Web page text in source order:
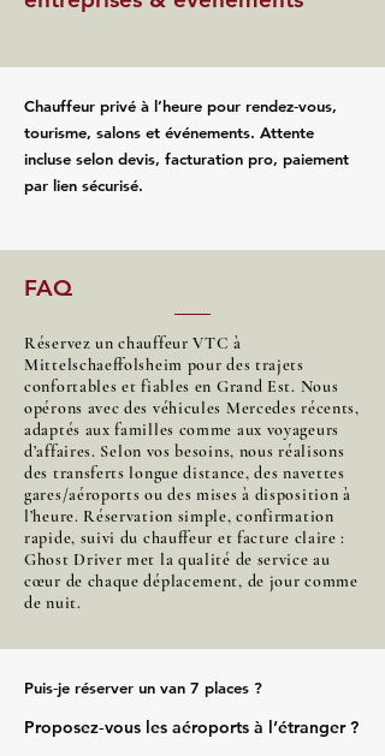
Chauffeur privé à l’heure pour rendez‑vous,
tourisme, salons et événements. Attente
incluse selon devis, facturation pro, paiement
par lien sécurisé.
FAQ
Réservez un chauffeur VTC à
Mittelschaeffolsheim pour des trajets
confortables et fiables en Grand Est. Nous
opérons avec des véhicules Mercedes récents,
adaptés aux familles comme aux voyageurs
d’affaires. Selon vos besoins, nous réalisons
des transferts longue distance, des navettes
gares/aéroports ou des mises à disposition à
l’heure. Réservation simple, confirmation
rapide, suivi du chauffeur et facture claire :
Ghost Driver met la qualité de service au
cœur de chaque déplacement, de jour comme
de nuit.
Puis‑je réserver un van 7 places ?
Proposez‑vous les aéroports à l’étranger ?